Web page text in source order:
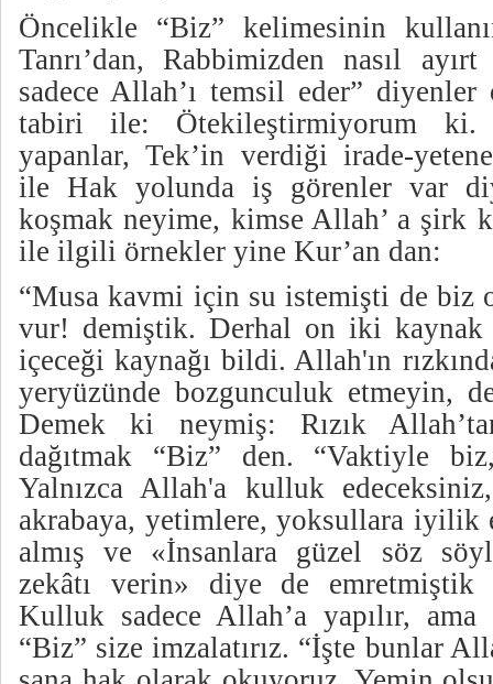
Öncelikle “Biz” kelimesinin
Tanrı’dan, Rabbimizden nasıl
sadece Allah’ı temsil eder” diyenler
tabiri ile: Ötekileştirmiyorum ki.
yapanlar, Tek’in verdiği irade-
ile Hak yolunda iş görenler var
koşmak neyime, kimse Allah’ a şirk
ile ilgili örnekler yine Kur’an dan:
“Musa kavmi için su istemişti de biz
vur! demiştik. Derhal on iki kaynak
içeceği kaynağı bildi. Allah'ın
yeryüzünde bozgunculuk etmeyin,
Demek ki neymiş: Rızık
dağıtmak “Biz” den. “Vaktiyle
Yalnızca Allah'a kulluk
akrabaya, yetimlere, yoksullara iyilik
almış ve «İnsanlara güzel söz
zekâtı verin» diye de emretmiştik
Kulluk sadece Allah’a yapılır, ama
“Biz” size imzalatırız. “İşte bunlar